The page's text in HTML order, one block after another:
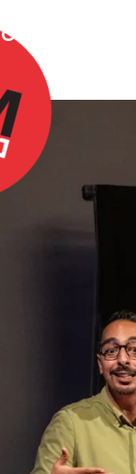
Over Omdenken